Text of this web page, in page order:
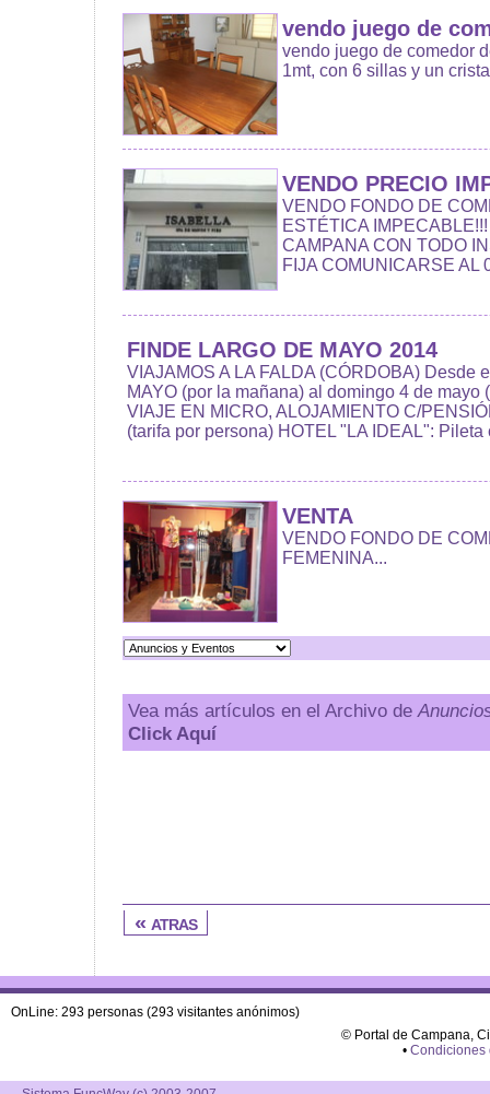
vendo juego de
vendo juego de comedor
1mt, con 6 sillas y un
VENDO PRECIO
VENDO FONDO DE
ESTÉTICA
CAMPANA CON TODO
FIJA COMUNICARSE AL
FINDE LARGO DE MAYO 2014
VIAJAMOS A LA FALDA (CÓRDOBA) Desde
MAYO (por la mañana) al domingo 4 de mayo
VIAJE EN MICRO, ALOJAMIENTO C/
(tarifa por persona) HOTEL "LA IDEAL": Pileta
VENTA
VENDO FONDO DE
FEMENINA...
Vea más artículos en el Archivo de
Click Aquí
« atras
OnLine: 293 personas (293 visitantes anónimos)
© Portal de Campana,
• Condiciones